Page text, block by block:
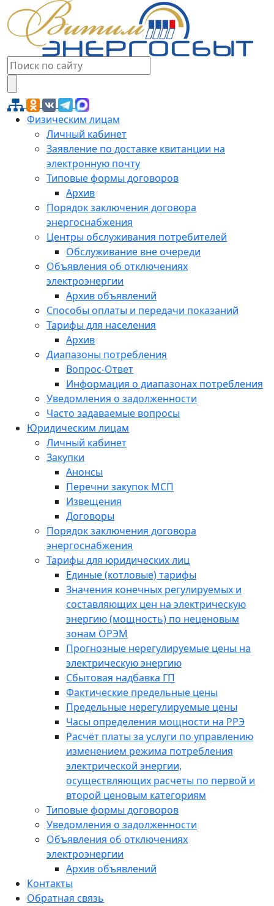
Физическим лицам
Личный кабинет
Заявление по доставке квитанции на
электронную почту
Типовые формы договоров
Архив
Порядок заключения договора
энергоснабжения
Центры обслуживания потребителей
Обслуживание вне очереди
Объявления об отключениях
электроэнергии
Архив объявлений
Способы оплаты и передачи показаний
Тарифы для населения
Архив
Диапазоны потребления
Вопрос-Ответ
Информация о диапазонах потребления
Уведомления о задолженности
Часто задаваемые вопросы
Юридическим лицам
Личный кабинет
Закупки
Анонсы
Перечни закупок МСП
Извещения
Договоры
Порядок заключения договора
энергоснабжения
Тарифы для юридических лиц
Единые (котловые) тарифы
Значения конечных регулируемых и
составляющих цен на электрическую
энергию (мощность) по неценовым
зонам ОРЭМ
Прогнозные нерегулируемые цены на
электрическую энергию
Сбытовая надбавка ГП
Фактические предельные цены
Предельные нерегулируемые цены
Часы определения мощности на РРЭ
Расчёт платы за услуги по управлению
изменением режима потребления
электрической энергии,
осуществляющих расчеты по первой и
второй ценовым категориям
Типовые формы договоров
Уведомления о задолженности
Объявления об отключениях
электроэнергии
Архив объявлений
Контакты
Обратная связь